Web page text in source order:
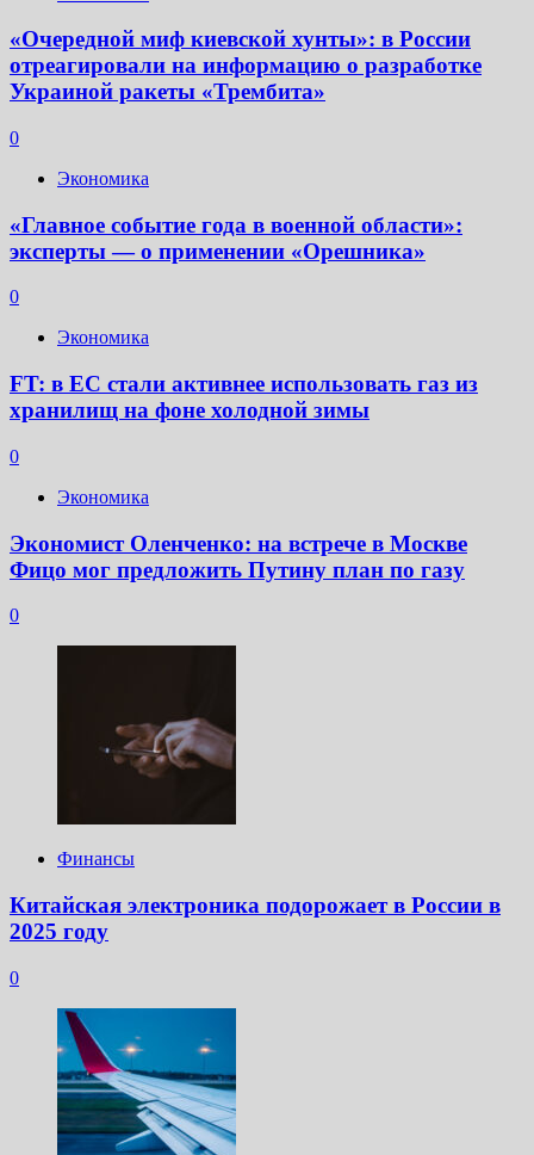
«Очередной миф киевской хунты»: в России
отреагировали на информацию о разработке
Украиной ракеты «Трембита»
0
Экономика
«Главное событие года в военной области»:
эксперты — о применении «Орешника»
0
Экономика
FT: в ЕС стали активнее использовать газ из
хранилищ на фоне холодной зимы
0
Экономика
Экономист Оленченко: на встрече в Москве
Фицо мог предложить Путину план по газу
0
Финансы
Китайская электроника подорожает в России в
2025 году
0